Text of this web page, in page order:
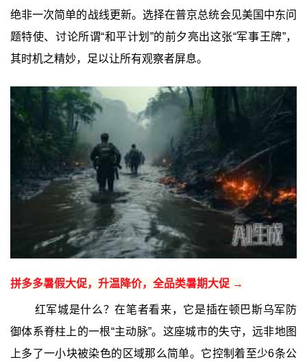
绝非一次简单的战线更新。选择在普京总统会见美国中东问
题特使、讨论所谓“和平计划”的前夕亮出这张“军事王牌”，
其时机之精妙，足以让所有观察者屏息。
拼多多暑假大促，升温降价，全品类暑期大促 →
红军城是什么？在笔者看来，它是插在顿巴斯乌军防
御体系脊柱上的一根“主动脉”。这座城市的失守，远非地图
上多了一小块被染色的区域那么简单。它控制着至少6条公